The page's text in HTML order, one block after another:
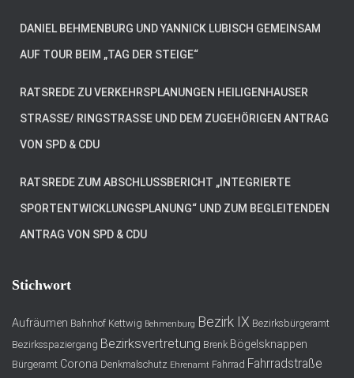
DANIEL BEHMENBURG UND YANNICK LUBISCH GEMEINSAM
AUF TOUR BEIM „TAG DER STEIGE“
RATSREDE ZU VERKEHRSPLANUNGEN HEILIGENHAUSER
STRASSE/ RINGSTRASSE UND DEM ZUGEHÖRIGEN ANTRAG VO
N SPD & CDU
RATSREDE ZUM ABSCHLUSSBERICHT „INTEGRIERTE
SPORTENTWICKLUNGSPLANUNG“ UND ZUM BEGLEITENDEN
ANTRAG VON SPD & CDU
Stichwort
Aufräumen Bahnhof Kettwig Behmenburg Bezirk IX Bezirksbürgeramt
Bezirksspaziergang Bezirksvertretung Brenk Bögelsknappen
Bürgeramt Corona Denkmalschutz Ehrenamt Fahrrad Fahrradstraße